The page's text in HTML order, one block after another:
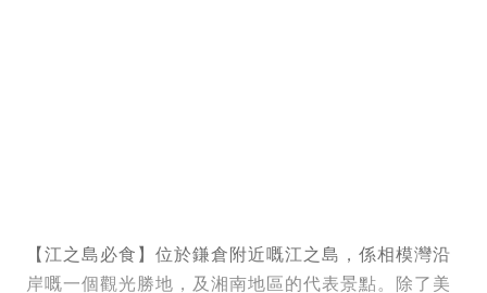
【江之島必食】位於鎌倉附近嘅江之島，係相模灣沿
岸嘅一個觀光勝地，及湘南地區的代表景點。除了美